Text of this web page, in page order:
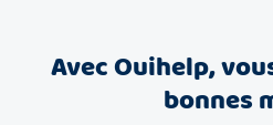
Avec Ouihelp,
bonnes